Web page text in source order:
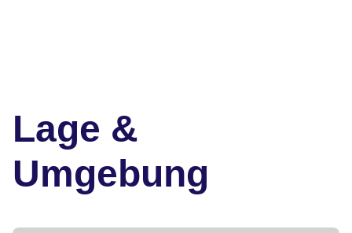
Lage &
Umgebung